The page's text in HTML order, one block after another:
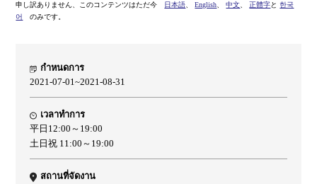
申し訳ありません、このコンテンツはただ今 日本語、English、中文、正體字と한국
어
のみです。
กำหนดการ
2021-07-01~2021-08-31
เวลาทำการ
平日12:00～19:00
土日祝 11:00～19:00
สถานที่จัดงาน